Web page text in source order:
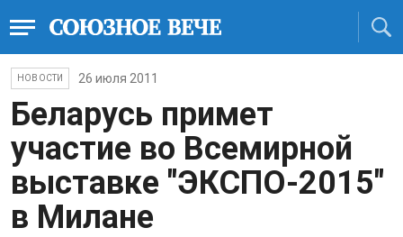
НОВОСТИ 26 июля 2011
Беларусь примет
участие во Всемирной
выставке "ЭКСПО-2015"
в Милане